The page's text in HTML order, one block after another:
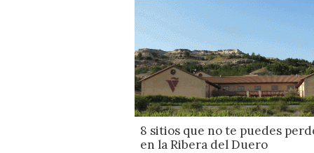
8 sitios que no te puedes
en la Ribera del Duero